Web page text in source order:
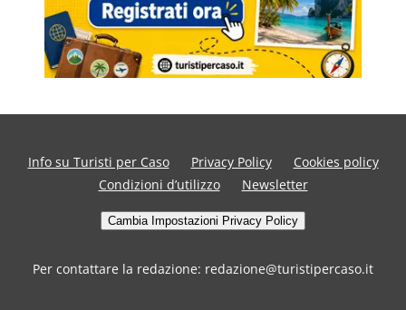
Info su Turisti per Caso Privacy Policy
Cookies policy
Condizioni d’utilizzo
Newsletter
Cambia Impostazioni Privacy Policy
Per contattare la redazione: redazione@turistipercaso.it